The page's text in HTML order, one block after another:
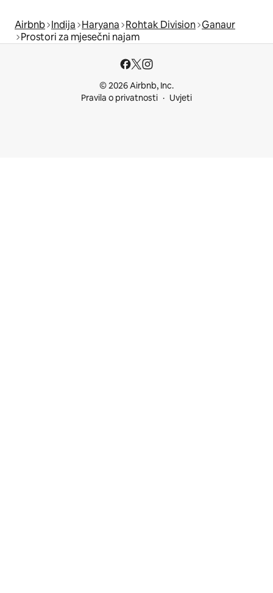
Airbnb Indija Haryana Rohtak Division Ganaur
Prostori za mjesečni najam
© 2026 Airbnb, Inc.
Pravila o privatnosti
Uvjeti